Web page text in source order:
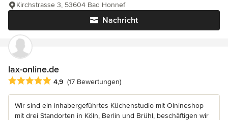
Nachricht
Kirchstrasse 3, 53604 Bad Honnef
lax-online.de
Durchschnittliche Bewertung: 4.9 von 5 Sternen
4,9 (17 Bewertungen)
Wir sind ein inhabergeführtes Küchenstudio mit Olnineshop
mit drei Standorten in Köln, Berlin und Brühl, beschäftigen wir